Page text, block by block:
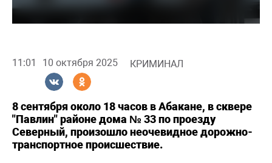
11:01 10 октября 2025 КРИМИНАЛ
8 сентября около 18 часов в Абакане, в сквере
"Павлин" районе дома № 33 по проезду
Северный, произошло неочевидное дорожно-
транспортное происшествие.